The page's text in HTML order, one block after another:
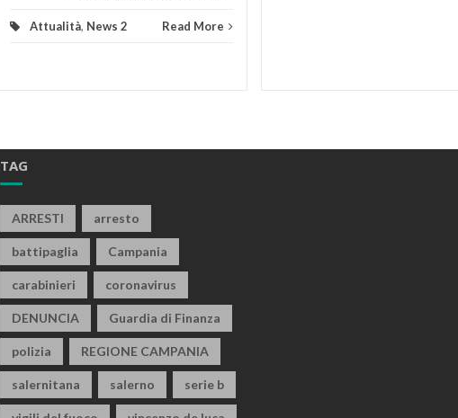
Attualità, News 2 Read More
TAG
ARRESTI arresto
battipaglia Campania
carabinieri coronavirus
DENUNCIA Guardia di Finanza
polizia REGIONE CAMPANIA
salernitana salerno serie b